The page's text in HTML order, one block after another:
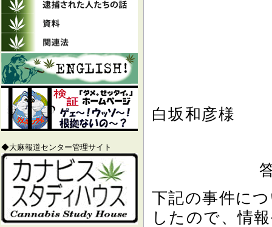
◆大麻報道センター管理サイト
白坂和彦様
下記の事件に
したので、情